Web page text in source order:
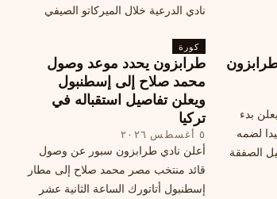
نادي الدرعية خلال الميركاتو الصيفي
هذا الانتقال، وسط تقارير تفيد أن الهلال
يرحب بفراقته.
بدء
لضمه
الصفقة
كورة
طرابزون يحدد موعد وصول
محمد صلاح إلى إسطنبول
ويعلن تفاصيل استقباله في
تركيا
٥ أغسطس ٢٠٢٦
أعلن نادي طرابزون سبور عن وصول
قائد منتخب مصر محمد صلاح إلى مطار
إسطنبول أتاتورك الساعة الثانية عشر